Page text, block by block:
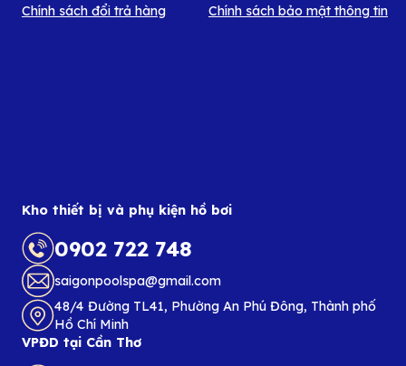
Chính sách đổi trả hàng
Chính sách bảo mật thông tin
Kho thiết bị và phụ kiện hồ bơi
0902 722 748
saigonpoolspa@gmail.com
48/4 Đường TL41, Phường An Phú Đông, Thành phố
Hồ Chí Minh
VPĐD tại Cần Thơ